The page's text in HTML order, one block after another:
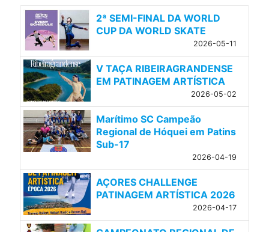
2ª SEMI-FINAL DA WORLD
CUP DA WORLD SKATE
2026-05-11
V TAÇA RIBEIRAGRANDENSE
EM PATINAGEM ARTÍSTICA
2026-05-02
Marítimo SC Campeão
Regional de Hóquei em Patins
Sub-17
2026-04-19
AÇORES CHALLENGE
PATINAGEM ARTÍSTICA 2026
2026-04-17